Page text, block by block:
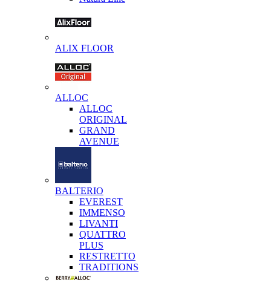
ALIX FLOOR
ALLOC
ALLOC
ORIGINAL
GRAND
AVENUE
BALTERIO
EVEREST
IMMENSO
LIVANTI
QUATTRO
PLUS
RESTRETTO
TRADITIONS